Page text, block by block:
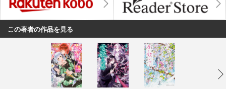
この著者の作品を見る